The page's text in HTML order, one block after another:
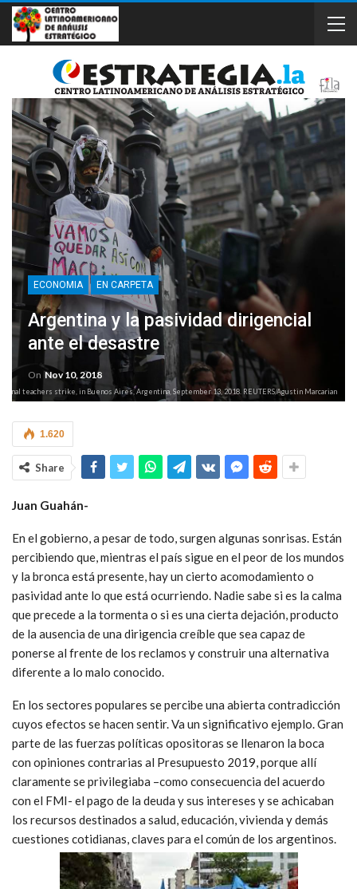
ECONOMIA EN CARPETA
Argentina y la pasividad dirigencial
ante el desastre
On Nov 10, 2018
teachers strike, in Buenos Aires, Argentina, September 13, 2018. REUTERS/Agustin Marcarian
1.620
Share
Juan Guahán-
En el gobierno, a pesar de todo, surgen algunas sonrisas. Están
percibiendo que, mientras el país sigue en el peor de los mundos
y la bronca está presente, hay un cierto acomodamiento o
pasividad ante lo que está ocurriendo. Nadie sabe si es la calma
que precede a la tormenta o si es una cierta dejación, producto
de la ausencia de una dirigencia creíble que sea capaz de
ponerse al frente de los reclamos y construir una alternativa
diferente a lo malo conocido.
En los sectores populares se percibe una abierta contradicción
cuyos efectos se hacen sentir. Va un significativo ejemplo. Gran
parte de las fuerzas políticas opositoras se llenaron la boca
con opiniones contrarias al Presupuesto 2019, porque allí
claramente se privilegiaba –como consecuencia del acuerdo
con el FMI- el pago de la deuda y sus intereses y se achicaban
los recursos destinados a salud, educación, vivienda y demás
cuestiones cotidianas, claves para el común de los argentinos.